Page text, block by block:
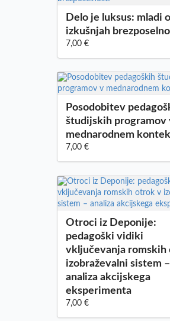
Delo je luksus: mladi o
izkušnjah
7,00 €
Posodobitev
študijskih programov
mednarodnem
7,00 €
Otroci iz Deponije:
pedagoški vidiki
vključevanja romskih
izobraževalni sistem –
analiza akcijskega
eksperimenta
7,00 €